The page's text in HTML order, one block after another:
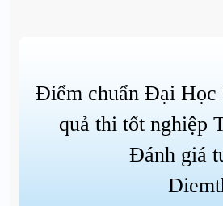
Điểm chuẩn Đại Học
quả thi tốt nghiệp
Đánh giá